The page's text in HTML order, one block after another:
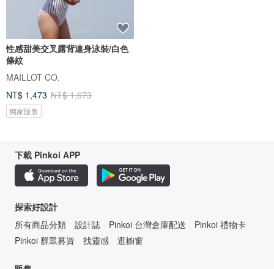
性感甜美交叉露背連身泳裝/白色
條紋
MAILLOT CO.
NT$ 1,473 NT$ 1,673
獨家販售
下載 Pinkoi APP
探索好設計
所有商品分類
設計誌 Pinkoi 台灣倉庫配送
Pinkoi 禮物卡
Pinkoi 群眾募資
找靈感 逛櫥窗